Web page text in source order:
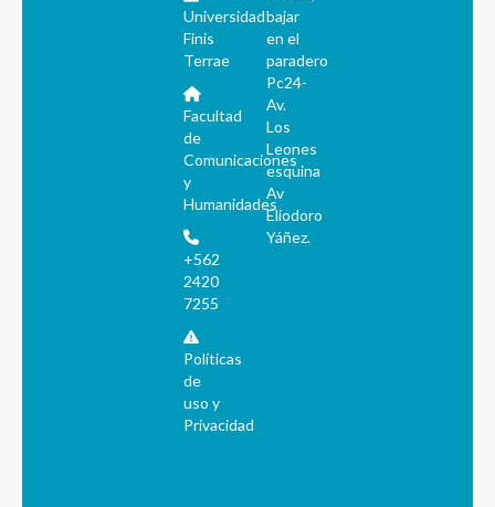
Universidad
Finis
Terrae
Facultad
de
Comunicaciones
y
Humanidades
+562
2420
7255
Políticas
de
uso y
Privacidad
bajar
en el
paradero
Pc24-
Av.
Los
Leones
esquina
Av
Eliodoro
Yáñez.